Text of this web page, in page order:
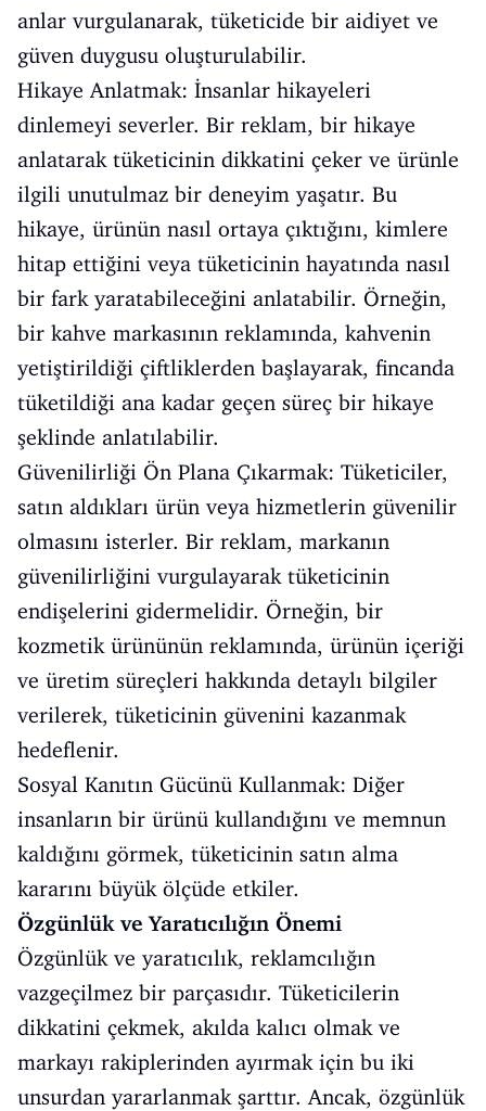
anlar vurgulanarak, tüketicide bir aidiyet ve
güven duygusu oluşturulabilir.
Hikaye Anlatmak: İnsanlar hikayeleri
dinlemeyi severler. Bir reklam, bir hikaye
anlatarak tüketicinin dikkatini çeker ve ürünle
ilgili unutulmaz bir deneyim yaşatır. Bu
hikaye, ürünün nasıl ortaya çıktığını, kimlere
hitap ettiğini veya tüketicinin hayatında nasıl
bir fark yaratabileceğini anlatabilir. Örneğin,
bir kahve markasının reklamında, kahvenin
yetiştirildiği çiftliklerden başlayarak, fincanda
tüketildiği ana kadar geçen süreç bir hikaye
şeklinde anlatılabilir.
Güvenilirliği Ön Plana Çıkarmak: Tüketiciler,
satın aldıkları ürün veya hizmetlerin güvenilir
olmasını isterler. Bir reklam, markanın
güvenilirliğini vurgulayarak tüketicinin
endişelerini gidermelidir. Örneğin, bir
kozmetik ürününün reklamında, ürünün içeriği
ve üretim süreçleri hakkında detaylı bilgiler
verilerek, tüketicinin güvenini kazanmak
hedeflenir.
Sosyal Kanıtın Gücünü Kullanmak: Diğer
insanların bir ürünü kullandığını ve memnun
kaldığını görmek, tüketicinin satın alma
kararını büyük ölçüde etkiler.
Özgünlük ve Yaratıcılığın Önemi
Özgünlük ve yaratıcılık, reklamcılığın
vazgeçilmez bir parçasıdır. Tüketicilerin
dikkatini çekmek, akılda kalıcı olmak ve
markayı rakiplerinden ayırmak için bu iki
unsurdan yararlanmak şarttır. Ancak, özgünlük